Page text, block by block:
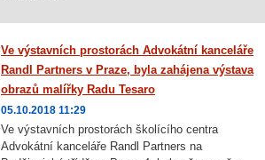
Ve výstavních prostorách Advokátní kanceláře
Randl Partners v Praze, byla zahájena výstava
obrazů malířky Radu Tesaro
05.10.2018 11:29
Ve výstavních prostorách školícího centra
Advokátní kanceláře Randl Partners na